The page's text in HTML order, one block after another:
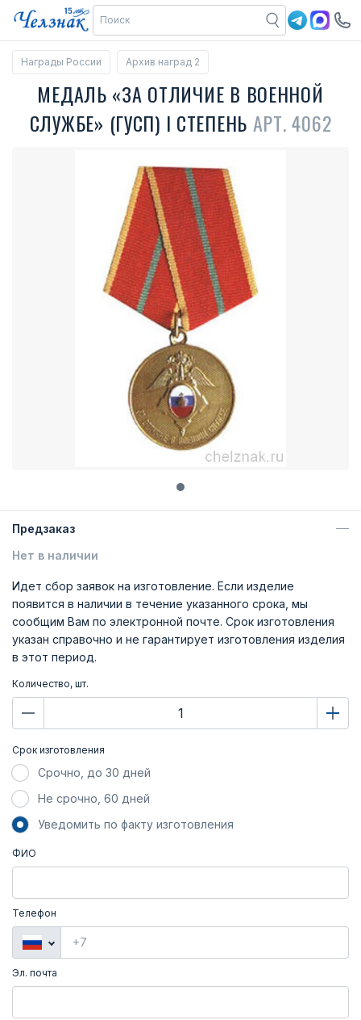
Награды России Архив наград 2
МЕДАЛЬ «ЗА ОТЛИЧИЕ В ВОЕННОЙ
СЛУЖБЕ» (ГУСП) I СТЕПЕНЬ АРТ. 4062
Предзаказ
Нет в наличии
Идет сбор заявок на изготовление. Если изделие
появится в наличии в течение указанного срока, мы
сообщим Вам по электронной почте. Срок изготовления
указан справочно и не гарантирует изготовления изделия
в этот период.
Количество, шт.
Срок изготовления
Срочно, до 30 дней
Не срочно, 60 дней
Уведомить по факту изготовления
ФИО
Телефон
Эл. почта